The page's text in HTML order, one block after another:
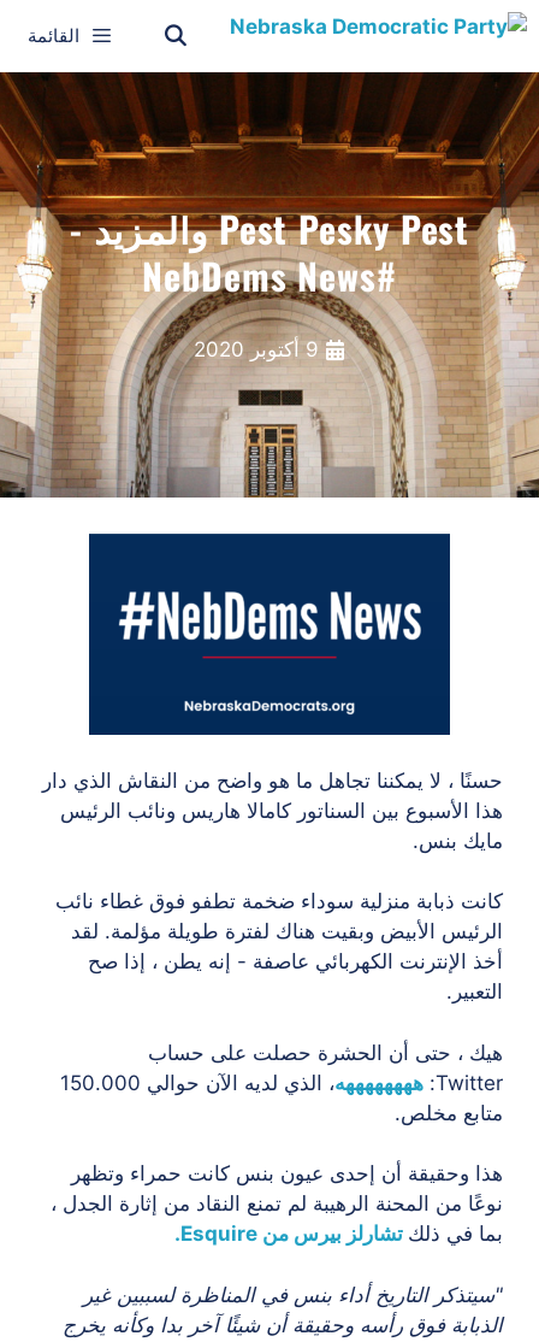
القائمة
Pest Pesky Pest والمزيد -
#NebDems News
9 أكتوبر 2020
حسنًا ، لا يمكننا تجاهل ما هو واضح من النقاش الذي دار
هذا الأسبوع بين السناتور كامالا هاريس ونائب الرئيس
مايك بنس.
كانت ذبابة منزلية سوداء ضخمة تطفو فوق غطاء نائب
الرئيس الأبيض وبقيت هناك لفترة طويلة مؤلمة. لقد
أخذ الإنترنت الكهربائي عاصفة - إنه يطن ، إذا صح
التعبير.
هيك ، حتى أن الحشرة حصلت على حساب
Twitter: ههههههههه
، الذي لديه الآن حوالي 150.000
متابع مخلص.
هذا وحقيقة أن إحدى عيون بنس كانت حمراء وتظهر
نوعًا من المحنة الرهيبة لم تمنع النقاد من إثارة الجدل ،
بما في ذلك تشارلز بيرس من Esquire.
"سيتذكر التاريخ أداء بنس في المناظرة لسببين غير
الذبابة فوق رأسه وحقيقة أن شيئًا آخر بدا وكأنه يخرج